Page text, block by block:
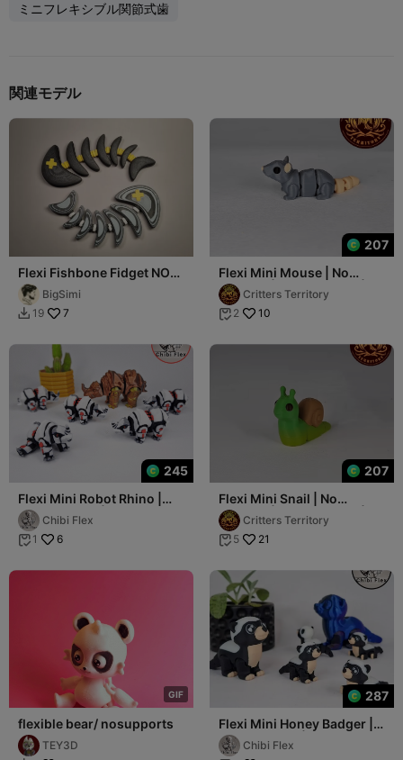
ミニフレキシブル関節式歯
関連モデル
Flexi Fishbone Fidget NO
CFS NO SUPPORTS
BigSimi
 19 7
207
Flexi Mini Mouse | No
support | Print in Place |
Articulated
Critters Territory
 2 10
245
Flexi Mini Robot Rhino |
Print In Place | No
Supports
Chibi Flex
 1 6
207
Flexi Mini Snail | No
support | Print in Place |
Articulated
Critters Territory
 5 21
GIF
flexible bear/ nosupports
TEY3D
287
Flexi Mini Honey Badger |
Print In Place | No
Supports
Chibi Flex